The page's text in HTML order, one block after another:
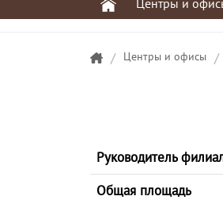
Центры и
/ Центры и офисы /
Руководитель
Общая площадь